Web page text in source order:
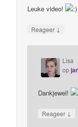
Leuke video!
Reageer ↓
Lisa
op
Dankjewel!
Reageer ↓